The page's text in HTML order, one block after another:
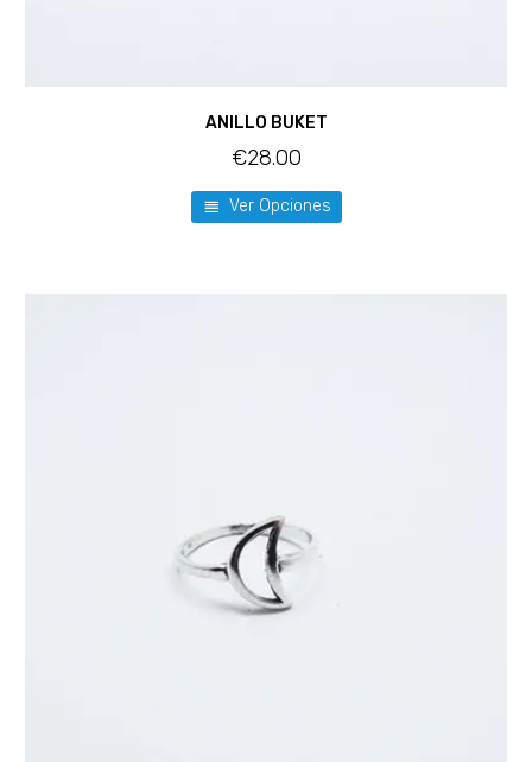
ANILLO BUKET
€28.00
Ver Opciones